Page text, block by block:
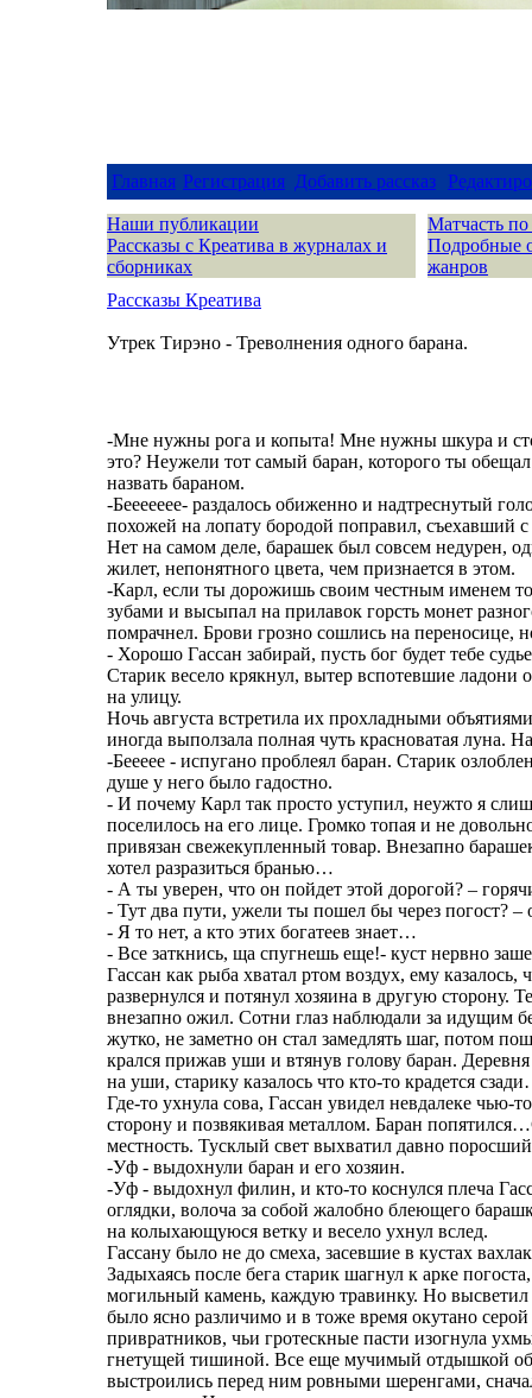
Главная Регистрация Добавить рассказ
Наши публикации
Рассказы с Креатива в журналах и
сборниках
Матчасть
Подробные
жанров
Рассказы Креатива
Утрек Тирэно - Треволнения одного барана.
-Мне нужны рога и копыта! Мне нужны шкура и
это? Неужели тот самый баран, которого ты
назвать бараном.
-Беееееее- раздалось обиженно и надтреснутый
похожей на лопату бородой поправил, съехавший
Нет на самом деле, барашек был совсем недурен,
жилет, непонятного цвета, чем признается в этом.
-Карл, если ты дорожишь своим честным именем
зубами и высыпал на прилавок горсть монет
помрачнел. Брови грозно сошлись на переносице,
- Хорошо Гассан забирай, пусть бог будет тебе
Старик весело крякнул, вытер вспотевшие
на улицу.
Ночь августа встретила их прохладными
иногда выползала полная чуть красноватая луна.
-Беееее - испугано проблеял баран. Старик
душе у него было гадостно.
- И почему Карл так просто уступил, неужто я
поселилось на его лице. Громко топая и не
привязан свежекупленный товар. Внезапно
хотел разразиться бранью…
- А ты уверен, что он пойдет этой дорогой? –
- Тут два пути, ужели ты пошел бы через погост? –
- Я то нет, а кто этих богатеев знает…
- Все заткнись, ща спугнешь еще!- куст нервно
Гассан как рыба хватал ртом воздух, ему
развернулся и потянул хозяина в другую сторону.
внезапно ожил. Сотни глаз наблюдали за идущим
жутко, не заметно он стал замедлять шаг, потом
крался прижав уши и втянув голову баран.
на уши, старику казалось что кто-то крадется
Где-то ухнула сова, Гассан увидел невдалеке чью-
сторону и позвякивая металлом. Баран
местность. Тусклый свет выхватил давно
-Уф - выдохнули баран и его хозяин.
-Уф - выдохнул филин, и кто-то коснулся плеча
оглядки, волоча за собой жалобно блеющего
на колыхающуюся ветку и весело ухнул вслед.
Гассану было не до смеха, засевшие в кустах
Задыхаясь после бега старик шагнул к арке
могильный камень, каждую травинку. Но
было ясно различимо и в тоже время окутано
привратников, чьи гротескные пасти изогнула
гнетущей тишиной. Все еще мучимый отдышкой
выстроились перед ним ровными шеренгами,